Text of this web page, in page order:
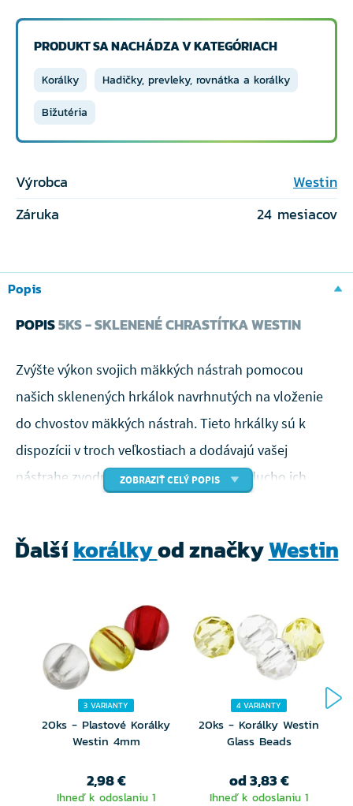
PRODUKT SA NACHÁDZA V KATEGÓRIACH
Korálky
Hadičky, prevleky, rovnátka a korálky
Bižutéria
Výrobca
Westin
Záruka
24 mesiacov
Popis
POPIS5KS - SKLENENÉ CHRASTÍTKA WESTIN
Zvýšte výkon svojich mäkkých nástrah pomocou
našich sklenených hrkálok navrhnutých na vloženie
do chvostov mäkkých nástrah. Tieto hrkálky sú k
dispozícii v troch veľkostiach a dodávajú vašej
nástrahe zvodný zvuk a vibrácie. Jednoducho ich
vyhovujú rôznym veľkostiam nástrah a rôznym rybím
nástrahami začlenením našich sklenených hrkálok a
zvýšte svoje šance na chytenie ďalších dravcov.
Sklenené hrkálky na vylepšenie nástrahy o
extra zvuk
Dostupné v 3 veľkostiach
ZOBRAZIŤ CELÝ POPIS
Ďalšíkorálkyod značkyWestin
3 VARIANTY
20ks - Plastové Korálky
Westin 4mm
2,98 €
Ihneď k odoslaniu 1
4 VARIANTY
20ks - Korálky Westin
Glass Beads
od 3,83 €
Ihneď k odoslaniu 1